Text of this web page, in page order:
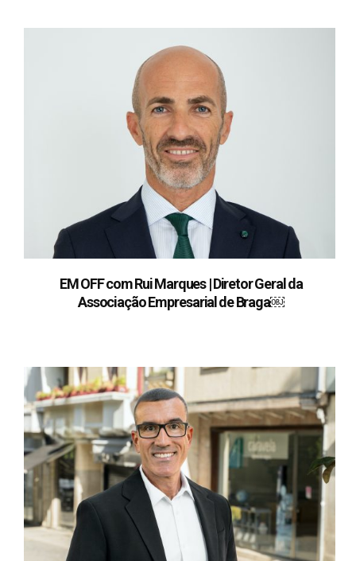
EM OFF com Rui Marques | Diretor Geral da
Associação Empresarial de Braga￼